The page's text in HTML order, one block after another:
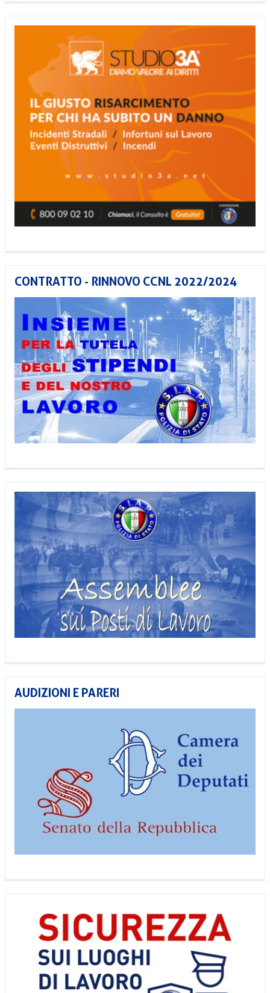
CONTRATTO - RINNOVO CCNL 2022/2024
AUDIZIONI E PARERI